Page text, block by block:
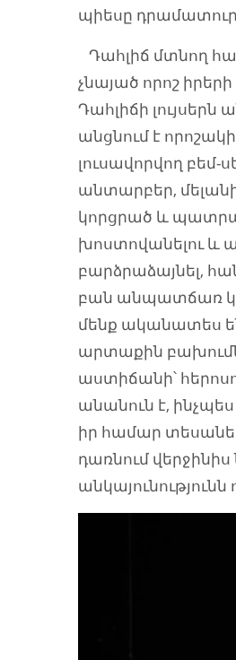
պիեսը
Դահլիճ մտնող
չնայած որոշ
Դահլիճի լույսերն
անցնում է
լուսավորվող բեմ-
անտարբեր,
կորցրած և
խոստովանելու և
բարձրաձայնել,
բան անպատճառ
մենք ականատես
արտաքին
աստիճանի՝
անանուն է,
իր համար
դառնում
անկայունությունն